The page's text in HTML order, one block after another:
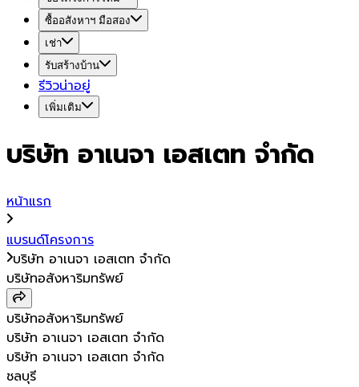
ซื้ออสังหาฯ มือสอง
เช่า
รับสร้างบ้าน
รีวิวน่าอยู่
เพิ่มเติม
บริษัท อาเนจา เอสเตท จำกัด
หน้าแรก
แบรนด์โครงการ
บริษัท อาเนจา เอสเตท จำกัด
บริษัทอสังหาริมทรัพย์
บริษัทอสังหาริมทรัพย์
บริษัท อาเนจา เอสเตท จำกัด
บริษัท อาเนจา เอสเตท จำกัด
ชลบุรี